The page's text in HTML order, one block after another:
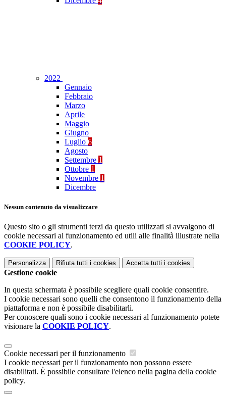
2022
Gennaio
Febbraio
Marzo
Aprile
Maggio
Giugno
Luglio 6
Agosto
Settembre 1
Ottobre 1
Novembre 1
Dicembre
Nessun contenuto da visualizzare
Questo sito o gli strumenti terzi da questo utilizzati si avvalgono di
cookie necessari al funzionamento ed utili alle finalità illustrate nella
COOKIE POLICY.
Personalizza Rifiuta tutti i cookies Accetta tutti i cookies
Gestione cookie
In questa schermata è possibile scegliere quali cookie consentire.
I cookie necessari sono quelli che consentono il funzionamento della
piattaforma e non è possibile disabilitarli.
Per conoscere quali sono i cookie necessari al funzionamento potete
visionare la COOKIE POLICY.
Cookie necessari per il funzionamento
I cookie necessari per il funzionamento non possono essere
disabilitati. È possibile consultare l'elenco nella pagina della cookie
policy.